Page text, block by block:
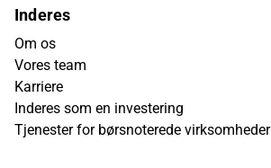
Inderes
Om os
Vores team
Karriere
Inderes som en investering
Tjenester for børsnoterede virksomheder